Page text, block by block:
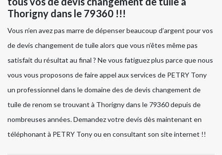
Thorigny dans le 79360 !!!
Vous n’en avez pas marre de dépenser beaucoup d’argent pour vos
de devis changement de tuile alors que vous n’êtes même pas
satisfait du résultat au final ? Ne vous fatiguez plus parce que nous
vous vous proposons de faire appel aux services de PETRY Tony
un professionnel dans le domaine des de devis changement de
tuile de renom se trouvant à Thorigny dans le 79360 depuis de
nombreuses années. Demandez votre devis dès maintenant en
téléphonant à PETRY Tony ou en consultant son site internet !!